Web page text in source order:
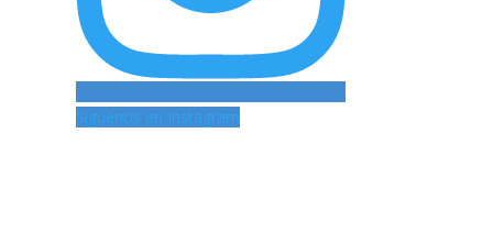
Siguenos en Instagram